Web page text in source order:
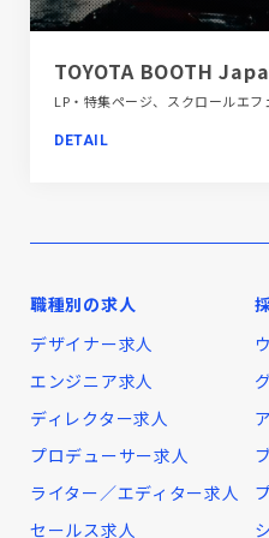
DETAIL
職種別の求人
デザイナー求人
エンジニア求人
ディレクター求人
プロデューサー求人
ライター／エディター求人
セールス求人